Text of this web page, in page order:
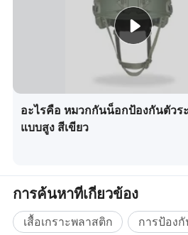
อะไรคือ หมวกกันน็อกป้องกันตัวร
แบบสูง สีเขียว
การค้นหาที่เกี่ยวข้อง
เสื้อเกราะพลาสติก
การป้อง